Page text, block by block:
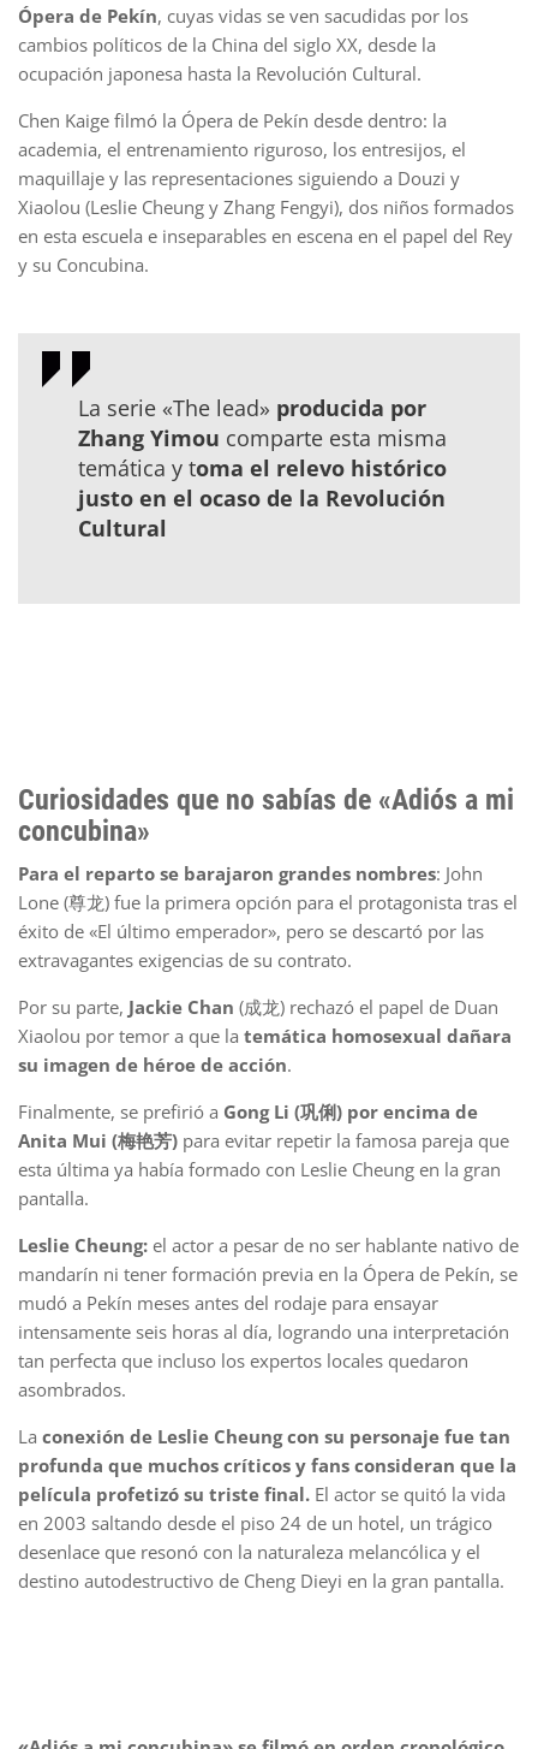
Ópera de Pekín, cuyas vidas se ven sacudidas por los
cambios políticos de la China del siglo XX, desde la
ocupación japonesa hasta la Revolución Cultural.
Chen Kaige filmó la Ópera de Pekín desde dentro: la
academia, el entrenamiento riguroso, los entresijos, el
maquillaje y las representaciones siguiendo a Douzi y
Xiaolou (Leslie Cheung y Zhang Fengyi), dos niños formados
en esta escuela e inseparables en escena en el papel del Rey
y su Concubina.
La serie «The lead» producida por
Zhang Yimou comparte esta misma
temática y toma el relevo histórico
justo en el ocaso de la Revolución
Cultural
Curiosidades que no sabías de «Adiós a mi
concubina»
Para el reparto se barajaron grandes nombres: John
Lone (尊龙) fue la primera opción para el protagonista tras el
éxito de «El último emperador», pero se descartó por las
extravagantes exigencias de su contrato.
Por su parte, Jackie Chan (成龙) rechazó el papel de Duan
Xiaolou por temor a que la temática homosexual dañara
su imagen de héroe de acción.
Finalmente, se prefirió a Gong Li (巩俐) por encima de
Anita Mui (梅艳芳) para evitar repetir la famosa pareja que
esta última ya había formado con Leslie Cheung en la gran
pantalla.
Leslie Cheung: el actor a pesar de no ser hablante nativo de
mandarín ni tener formación previa en la Ópera de Pekín, se
mudó a Pekín meses antes del rodaje para ensayar
intensamente seis horas al día, logrando una interpretación
tan perfecta que incluso los expertos locales quedaron
asombrados.
La conexión de Leslie Cheung con su personaje fue tan
profunda que muchos críticos y fans consideran que la
película profetizó su triste final. El actor se quitó la vida
en 2003 saltando desde el piso 24 de un hotel, un trágico
desenlace que resonó con la naturaleza melancólica y el
destino autodestructivo de Cheng Dieyi en la gran pantalla.